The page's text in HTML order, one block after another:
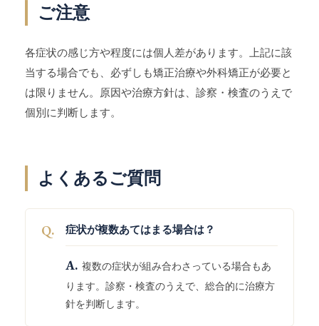
ご注意
各症状の感じ方や程度には個人差があります。上記に該
当する場合でも、必ずしも矯正治療や外科矯正が必要と
は限りません。原因や治療方針は、診察・検査のうえで
個別に判断します。
よくあるご質問
Q. 症状が複数あてはまる場合は？
A. 複数の症状が組み合わさっている場合もあ
ります。診察・検査のうえで、総合的に治療方
針を判断します。